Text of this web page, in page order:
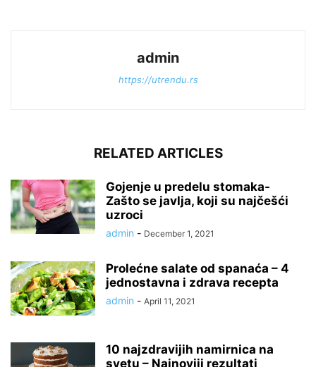
admin
https://utrendu.rs
RELATED ARTICLES
Gojenje u predelu stomaka-
Zašto se javlja, koji su najčešći
uzroci
admin - December 1, 2021
Prolećne salate od spanaća – 4
jednostavna i zdrava recepta
admin - April 11, 2021
10 najzdravijih namirnica na
svetu – Najnoviji rezultati